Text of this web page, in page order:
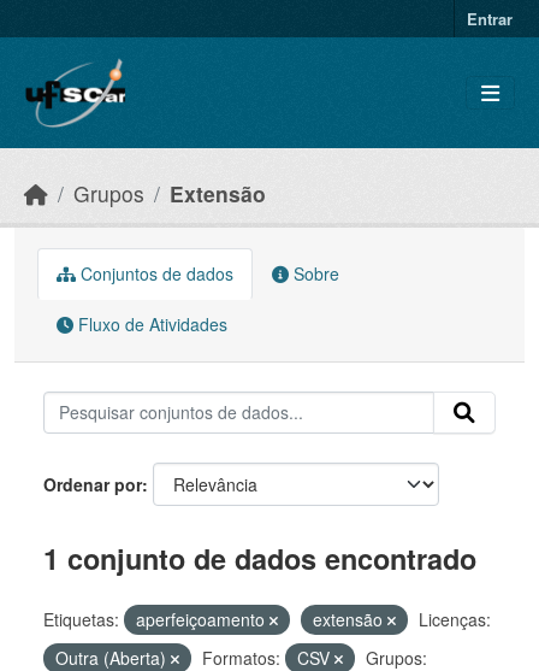
Entrar
Grupos Extensão
Conjuntos de dados Sobre
Fluxo de Atividades
Ordenar por
1 conjunto de dados encontrado
Etiquetas: aperfeiçoamento extensão
Licenças:
Outra (Aberta)
Formatos: CSV
Grupos: